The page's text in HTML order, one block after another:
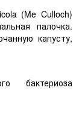
(Me Culloch)
палочка.
капусту,
бактериоза